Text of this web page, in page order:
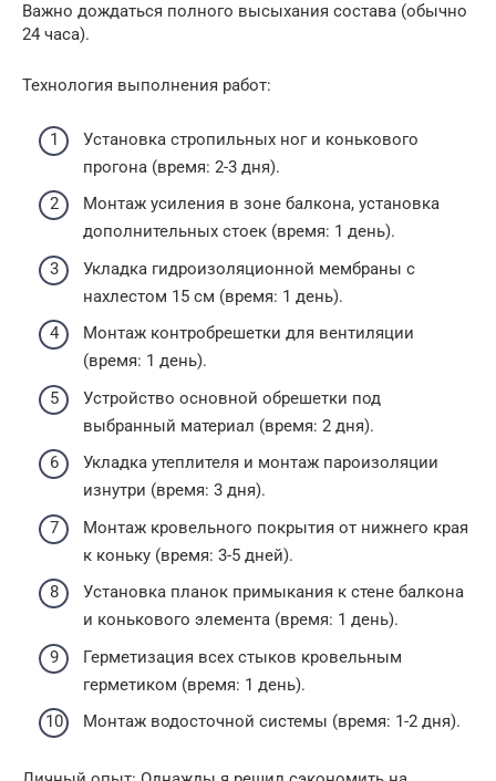
Важно дождаться полного высыхания состава (обычно
24 часа).
Технология выполнения работ:
Установка стропильных ног и конькового
прогона (время: 2-3 дня).
Монтаж усиления в зоне балкона, установка
дополнительных стоек (время: 1 день).
Укладка гидроизоляционной мембраны с
нахлестом 15 см (время: 1 день).
Монтаж контробрешетки для вентиляции
(время: 1 день).
Устройство основной обрешетки под
выбранный материал (время: 2 дня).
Укладка утеплителя и монтаж пароизоляции
изнутри (время: 3 дня).
Монтаж кровельного покрытия от нижнего края
к коньку (время: 3-5 дней).
Установка планок примыкания к стене балкона
и конькового элемента (время: 1 день).
Герметизация всех стыков кровельным
герметиком (время: 1 день).
Монтаж водосточной системы (время: 1-2 дня).